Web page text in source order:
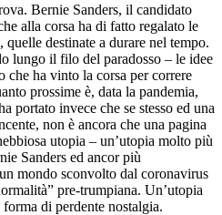
Bernie Sanders, il candidato
alla corsa ha di fatto regalato le
destinate a durare nel tempo.
lungo il filo del paradosso – le idee
ha vinto la corsa per correre
prossime è, data la pandemia,
portato invece che se stesso ed una
non è ancora che una pagina
utopia – un’utopia molto più
Sanders ed ancor più
mondo sconvolto dal coronavirus
pre-trumpiana. Un’utopia
di perdente nostalgia.